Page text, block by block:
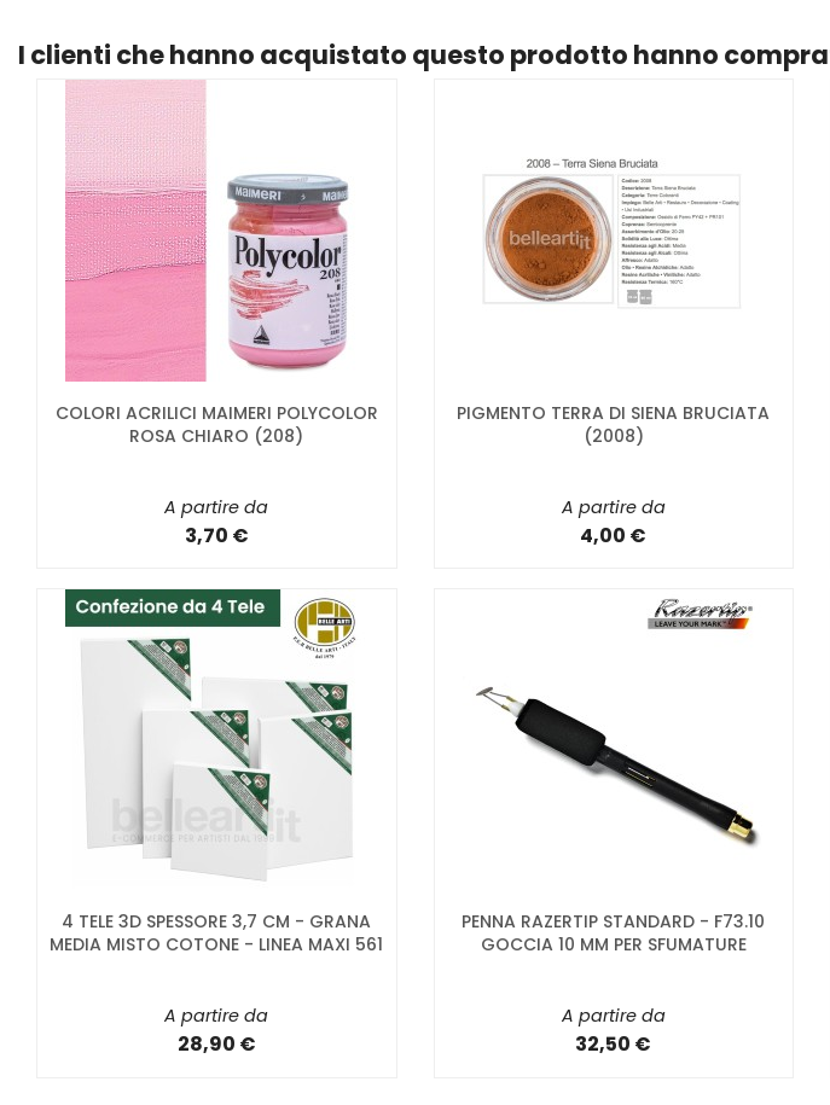
I clienti che hanno acquistato questo prodotto hanno
COLORI ACRILICI MAIMERI POLYCOLOR
ROSA CHIARO (208)
A partire da
3,70 €
PIGMENTO TERRA DI SIENA BRUCIATA
(2008)
A partire da
4,00 €
4 TELE 3D SPESSORE 3,7 CM - GRANA
MEDIA MISTO COTONE - LINEA MAXI 561
A partire da
28,90 €
PENNA RAZERTIP STANDARD - F73.10
GOCCIA 10 MM PER SFUMATURE
A partire da
32,50 €